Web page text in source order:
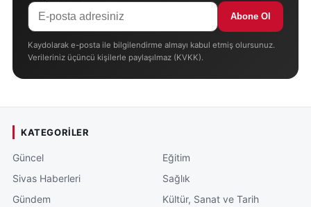
Abone Ol
Kaydolarak e-posta ile bilgilendirme almayı kabul etmiş olursunuz.
Verileriniz üçüncü kişilerle paylaşılmaz (KVKK).
KATEGORILER
Güncel
Sivas Haberleri
Gündem
Eğitim
Sağlık
Kültür, Sanat ve Tarih